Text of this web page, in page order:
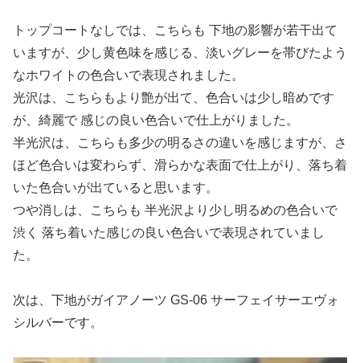
トップコートなしでは、こちらも 下地の影響が若干出て
いますが、少し黄色味を感じる、淡いグレーを帯びたよう
なホワイトの色合いで表現されました。
光沢は、こちらもより艶が出て、色合いは少し暗めです
が、綺麗で 感じの良い色合いで仕上がりました。
半光沢は、こちらも多少の明るさの違いを感じますが、さ
ほど色合いは変わらず、滑らかな表面で仕上がり、落ち着
いた色合いが出ていると思います。
つや消しは、こちらも 半光沢より少し明るめの色合いで
渋く 落ち着いた感じの良い色合いで表現されていまし
た。
次は、下地がガイアノーツ GS-06 サーフェイサーエヴォ
シルバーです。